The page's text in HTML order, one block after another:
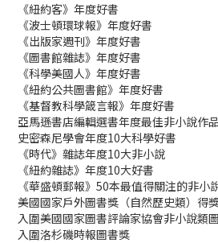
《紐約客》年度好書
《波士頓環球報》年度好書
《出版家週刊》年度好書
《圖書館雜誌》年度好書
《科學美國人》年度好書
《紐約公共圖書館》年度好書
《基督教科學箴言報》年度好書
亞馬遜書店編輯選書年度最佳非小說作
史密森尼學會年度10大科學好書
《時代》雜誌年度10大非小說
《紐約雜誌》年度10大好書
《華盛頓郵報》50本最值得關注的非小
美國國家戶外圖書獎（自然歷史類）得
入圍美國國家圖書評論家協會非小說類
入圍洛杉磯時報圖書獎